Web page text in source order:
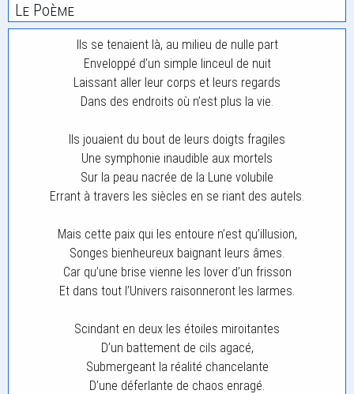
Le Poème
Ils se tenaient là, au milieu de nulle part
Enveloppé d’un simple linceul de nuit
Laissant aller leur corps et leurs regards
Dans des endroits où n’est plus la vie.
Ils jouaient du bout de leurs doigts fragiles
Une symphonie inaudible aux mortels
Sur la peau nacrée de la Lune volubile
Errant à travers les siècles en se riant des autels.
Mais cette paix qui les entoure n’est qu’illusion,
Songes bienheureux baignant leurs âmes.
Car qu’une brise vienne les lover d’un frisson
Et dans tout l’Univers raisonneront les larmes.
Scindant en deux les étoiles miroitantes
D’un battement de cils agacé,
Submergeant la réalité chancelante
D’une déferlante de chaos enragé.